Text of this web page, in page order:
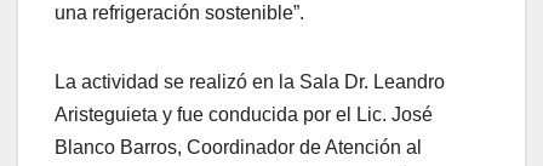
una refrigeración sostenible”.
La actividad se realizó en la Sala Dr. Leandro
Aristeguieta y fue conducida por el Lic. José
Blanco Barros, Coordinador de Atención al